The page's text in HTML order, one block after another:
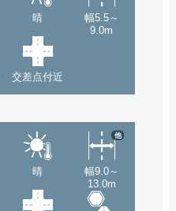
晴
幅5.5～
9.0m
交差点付近
晴
幅9.0～
13.0m
他